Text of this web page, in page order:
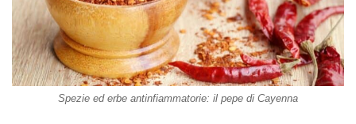
Spezie ed erbe antinfiammatorie: il pepe di Cayenna